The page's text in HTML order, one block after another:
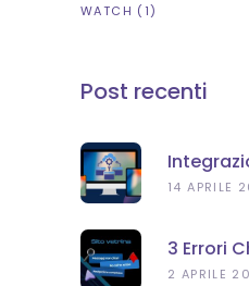
WATCH (1)
Post recenti
E
14 APRILE
3 Errori
Clienti Al
2 APRILE